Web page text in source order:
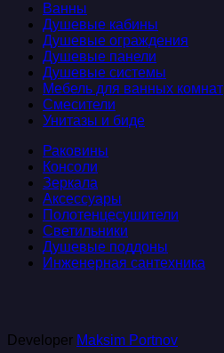
Ванны
Душевые кабины
Душевые ограждения
Душевые панели
Душевые системы
Мебель для ванных комнат
Смесители
Унитазы и биде
Раковины
Консоли
Зеркала
Аксессуары
Полотенцесушители
Светильники
Душевые поддоны
Инженерная сантехника
Developer Maksim Portnov